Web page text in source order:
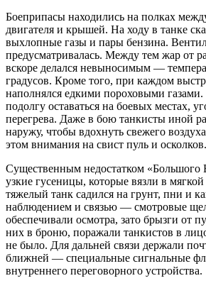
Боеприпасы находились на полках
двигателя и крышей. На ходу в танке
выхлопные газы и пары бензина.
предусматривалась. Между тем жар от
вскоре делался невыносимым —
градусов. Кроме того, при каждом
наполнялся едкими пороховыми
подолгу оставаться на боевых местах,
перегрева. Даже в бою танкисты иной
наружу, чтобы вдохнуть свежего
этом внимания на свист пуль и осколков.
Существенным недостатком «Большого
узкие гусеницы, которые вязли в
тяжелый танк садился на грунт, пни и
наблюдением и связью — смотровые
обеспечивали осмотра, зато брызги от
них в броню, поражали танкистов в
не было. Для дальней связи держали
ближней — специальные сигнальные
внутреннего переговорного устройства.